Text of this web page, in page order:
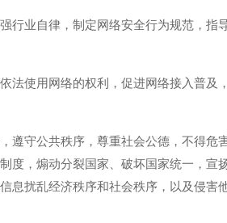
业自律，制定网络安全行为规范，指
使用网络的权利，促进网络接入普及
遵守公共秩序，尊重社会公德，不得危
度，煽动分裂国家、破坏国家统一，宣
息扰乱经济秩序和社会秩序，以及侵害